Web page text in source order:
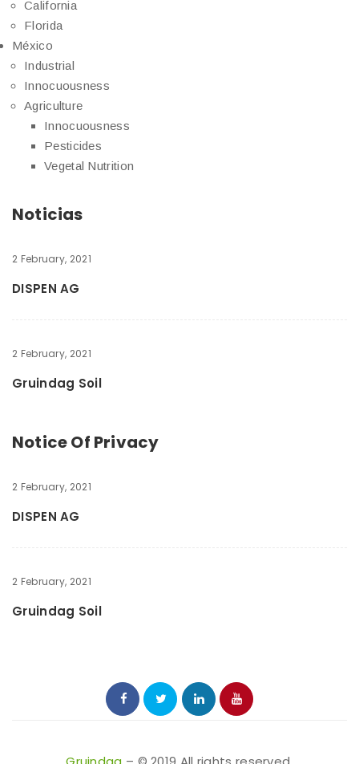
California
Florida
México
Industrial
Innocuousness
Agriculture
Innocuousness
Pesticides
Vegetal Nutrition
Noticias
2 February, 2021
DISPEN AG
2 February, 2021
Gruindag Soil
Notice Of Privacy
2 February, 2021
DISPEN AG
2 February, 2021
Gruindag Soil